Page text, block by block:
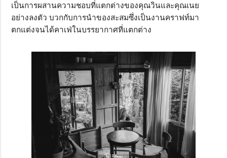
เป็นการผสานความชอบที่แตกต่างของคุณวินและคุณเนย
อย่างลงตัว บวกกับการนำของสะสมซึ่งเป็นงานคราฟท์มา
ตกแต่งจนได้คาเฟ่ในบรรยากาศที่แตกต่าง